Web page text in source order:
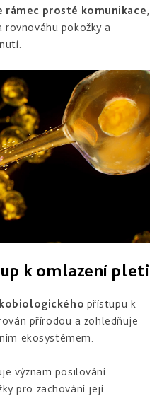
rámec prosté komunikace,
pokožky a
k omlazení pleti
přístupu k
přírodou a zohledňuje
ekosystémem.
význam posilování
pro zachování její